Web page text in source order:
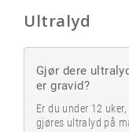
Ultralyd
Gjør dere
er gravid?
Er du under 12
gjøres ultralyd på